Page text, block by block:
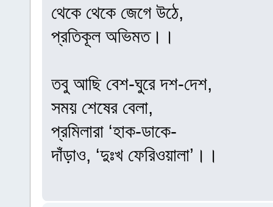
থেকে থেকে জেগে উঠে,
প্রতিকূল অভিমত।।
তবু আছি বেশ-ঘুরে দশ-দেশ,
সময় শেষের বেলা,
প্রমিলারা ‘হাক-ডাকে-
দাঁড়াও, ‘দুঃখ ফেরিওয়ালা’।।